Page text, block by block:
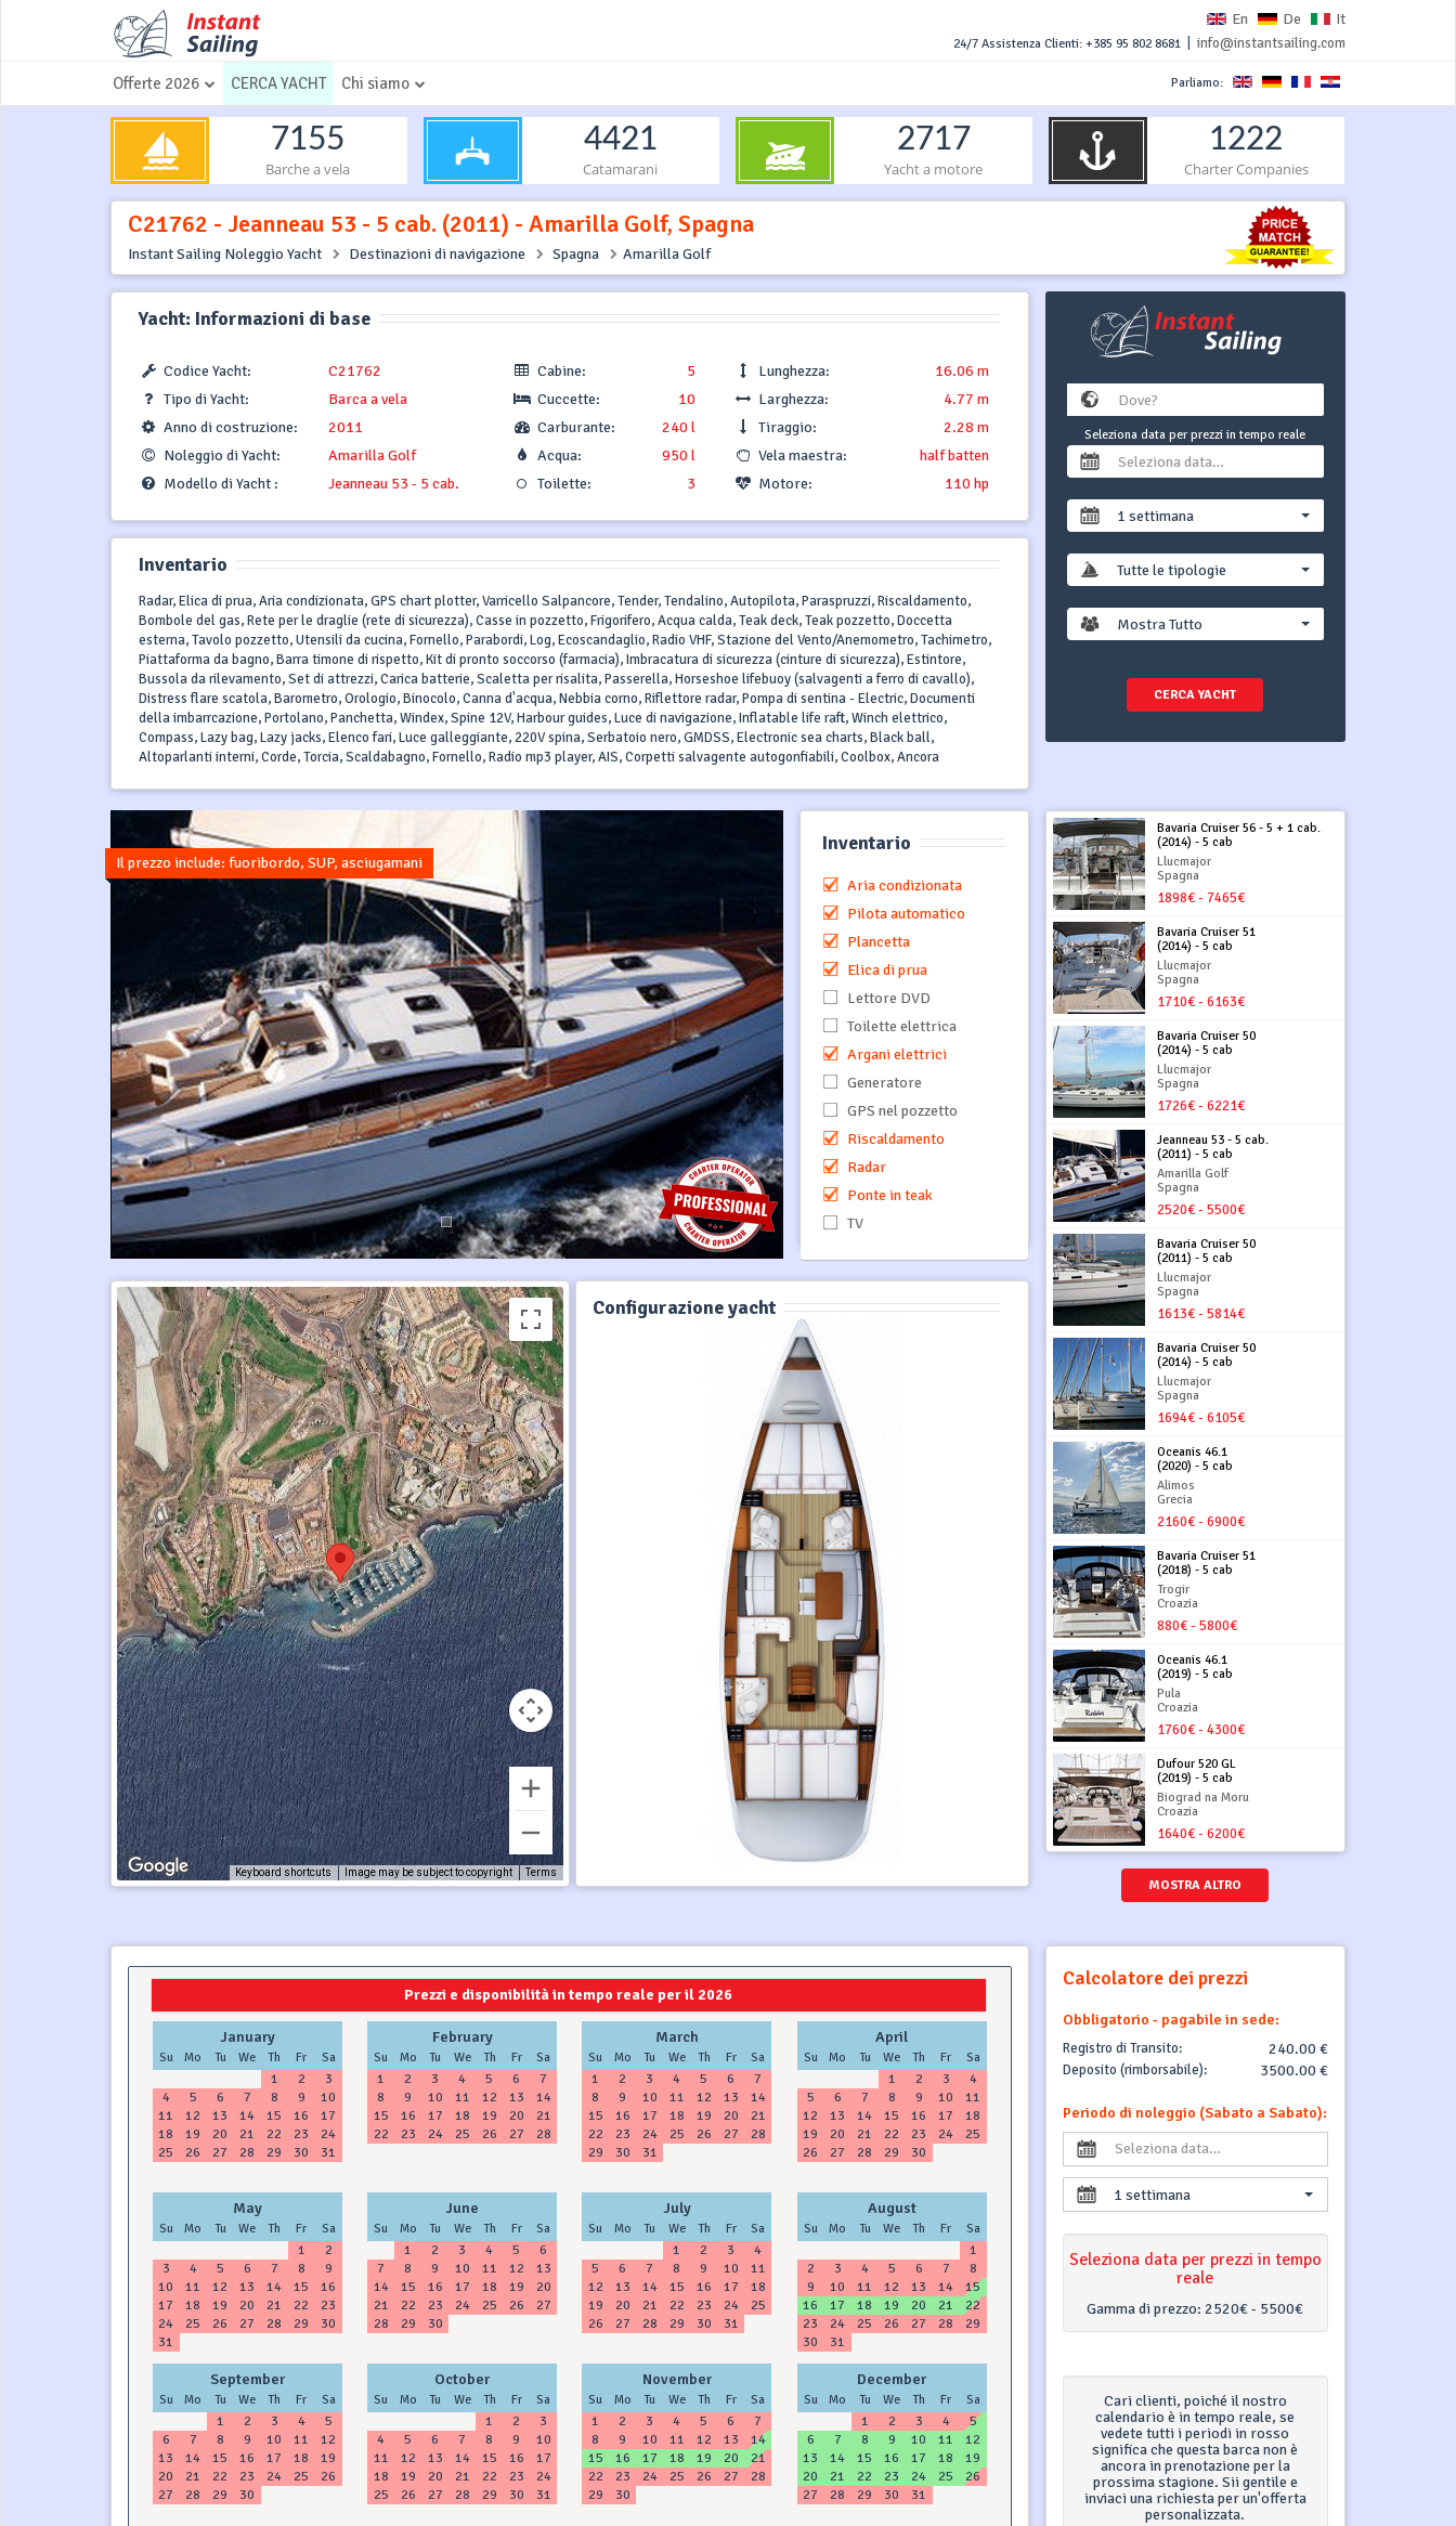
En De It
24/7 Assistenza Clienti: +385 95 802 8681 info@instantsailing.com
Parliamo:
Offerte 2026 CERCA YACHT Chi siamo
7155
Barche a vela
4421
Catamarani
2717
Yacht a motore
1222
Charter Companies
C21762 - Jeanneau 53 - 5 cab. (2011) - Amarilla Golf, Spagna
Instant Sailing Noleggio Yacht Destinazioni di navigazione Spagna Amarilla Golf
Yacht: Informazioni di base
Codice Yacht:
C21762
Tipo di Yacht:
Barca a vela
Anno di costruzione:
2011
Noleggio di Yacht:
Amarilla Golf
Modello di Yacht :
Jeanneau 53 - 5 cab.
Cabine:
5
Cuccette:
10
Carburante:
240 l
Acqua:
950 l
Toilette:
3
Lunghezza:
16.06 m
Larghezza:
4.77 m
Tiraggio:
2.28 m
Vela maestra:
half batten
Motore:
110 hp
Inventario
Radar, Elica di prua, Aria condizionata, GPS chart plotter, Varricello Salpancore, Tender, Tendalino, Autopilota, Paraspruzzi, Riscaldamento,
Bombole del gas, Rete per le draglie (rete di sicurezza), Casse in pozzetto, Frigorifero, Acqua calda, Teak deck, Teak pozzetto, Doccetta
esterna, Tavolo pozzetto, Utensili da cucina, Fornello, Parabordi, Log, Ecoscandaglio, Radio VHF, Stazione del Vento/Anemometro, Tachimetro,
Piattaforma da bagno, Barra timone di rispetto, Kit di pronto soccorso (farmacia), Imbracatura di sicurezza (cinture di sicurezza), Estintore,
Bussola da rilevamento, Set di attrezzi, Carica batterie, Scaletta per risalita, Passerella, Horseshoe lifebuoy (salvagenti a ferro di cavallo),
Distress flare scatola, Barometro, Orologio, Binocolo, Canna d'acqua, Nebbia corno, Riflettore radar, Pompa di sentina - Electric, Documenti
della imbarrcazione, Portolano, Panchetta, Windex, Spine 12V, Harbour guides, Luce di navigazione, Inflatable life raft, Winch elettrico,
Compass, Lazy bag, Lazy jacks, Elenco fari, Luce galleggiante, 220V spina, Serbatoio nero, GMDSS, Electronic sea charts, Black ball,
Altoparlanti interni, Corde, Torcia, Scaldabagno, Fornello, Radio mp3 player, AIS, Corpetti salvagente autogonfiabili, Coolbox, Ancora
Seleziona data per prezzi in tempo reale
1 settimana
Tutte le tipologie
Mostra Tutto
CERCA YACHT
Il prezzo include: fuoribordo, SUP, asciugamani
Inventario
Aria condizionata
Pilota automatico
Plancetta
Elica di prua
Lettore DVD
Toilette elettrica
Argani elettrici
Generatore
GPS nel pozzetto
Riscaldamento
Radar
Ponte in teak
TV
Keyboard shortcuts Image may be subject to copyright Terms
Configurazione yacht
Bavaria Cruiser 56 - 5 + 1 cab.
(2014) - 5 cab
Llucmajor
Spagna
1898€ - 7465€
Bavaria Cruiser 51
(2014) - 5 cab
Llucmajor
Spagna
1710€ - 6163€
Bavaria Cruiser 50
(2014) - 5 cab
Llucmajor
Spagna
1726€ - 6221€
Jeanneau 53 - 5 cab.
(2011) - 5 cab
Amarilla Golf
Spagna
2520€ - 5500€
Bavaria Cruiser 50
(2011) - 5 cab
Llucmajor
Spagna
1613€ - 5814€
Bavaria Cruiser 50
(2014) - 5 cab
Llucmajor
Spagna
1694€ - 6105€
Oceanis 46.1
(2020) - 5 cab
Alimos
Grecia
2160€ - 6900€
Bavaria Cruiser 51
(2018) - 5 cab
Trogir
Croazia
880€ - 5800€
Oceanis 46.1
(2019) - 5 cab
Pula
Croazia
1760€ - 4300€
Dufour 520 GL
(2019) - 5 cab
Biograd na Moru
Croazia
1640€ - 6200€
MOSTRA ALTRO
Prezzi e disponibilità in tempo reale per il 2026
January
Su Mo Tu We Th Fr Sa
1 2
3
4
5 6 7 8 9
10
11
12 13 14 15 16
17
18
19 20 21 22 23
24
25
26 27 28 29 30 31
February
Su Mo Tu We Th Fr Sa
1 2 3 4 5 6
7
8
9 10 11 12 13
14
15
16 17 18 19 20
21
22
23 24 25 26 27 28
March
Su Mo Tu We Th Fr Sa
1 2 3 4 5 6
7
8
9 10 11 12 13
14
15
16 17 18 19 20
21
22
23 24 25 26 27
28
29
30 31
April
Su Mo Tu We Th Fr Sa
1 2 3
4
5
6 7 8 9 10
11
12
13 14 15 16 17
18
19
20 21 22 23 24
25
26
27 28 29 30
May
Su Mo Tu We Th Fr Sa
1
2
3
4 5 6 7 8
9
10
11 12 13 14 15
16
17
18 19 20 21 22
23
24
25 26 27 28 29
30
31
June
Su Mo Tu We Th Fr Sa
1 2 3 4 5
6
7
8 9 10 11 12
13
14
15 16 17 18 19
20
21
22 23 24 25 26
27
28
29 30
July
Su Mo Tu We Th Fr Sa
1 2 3
4
5
6 7 8 9 10
11
12
13 14 15 16 17
18
19
20 21 22 23 24
25
26
27 28 29 30 31
August
Su Mo Tu We Th Fr Sa
1
2
3 4 5 6 7
8
9
10 11 12 13 14
15
16
17 18 19 20 21
22
23
24 25 26 27 28
29
30
31
September
Su Mo Tu We Th Fr Sa
1 2 3 4
5
6
7 8 9 10 11
12
13
14 15 16 17 18
19
20
21 22 23 24 25
26
27
28 29 30
October
Su Mo Tu We Th Fr Sa
1 2
3
4
5 6 7 8 9
10
11
12 13 14 15 16
17
18
19 20 21 22 23
24
25
26 27 28 29 30 31
November
Su Mo Tu We Th Fr Sa
1 2 3 4 5 6
7
8
9 10 11 12 13
14
15
16 17 18 19 20
21
22
23 24 25 26 27
28
29
30
December
Su Mo Tu We Th Fr Sa
1 2 3 4
5
6
7 8 9 10 11
12
13
14 15 16 17 18
19
20
21 22 23 24 25
26
27
28 29 30 31
Calcolatore dei prezzi
Obbligatorio - pagabile in sede:
Registro di Transito: 240.00 €
Deposito (rimborsabile): 3500.00 €
Periodo di noleggio (Sabato a Sabato):
1 settimana
Seleziona data per prezzi in tempo
reale
Gamma di prezzo:2520€ - 5500€
Cari clienti, poiché il nostro
calendario è in tempo reale, se
vedete tutti i periodi in rosso
significa che questa barca non è
ancora in prenotazione per la
prossima stagione. Sii gentile e
inviaci una richiesta per un'offerta
personalizzata.